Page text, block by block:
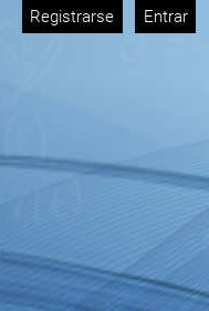
Registrarse Entrar